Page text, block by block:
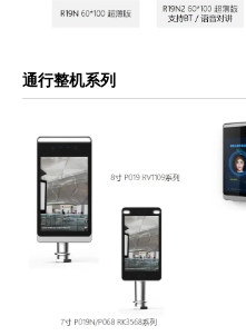
通行整机系列